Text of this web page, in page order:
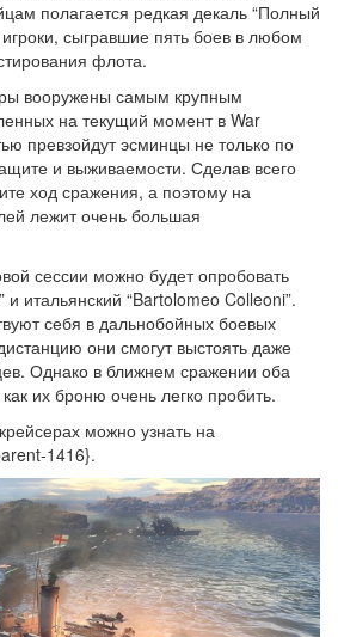
полагается редкая декаль “Полный
сыгравшие пять боев в любом
флота.
вооружены самым крупным
на текущий момент в War
превзойдут эсминцы не только по
и выживаемости. Сделав всего
ход сражения, а поэтому на
лежит очень большая
сессии можно будет опробовать
и итальянский “Bartolomeo Colleoni”.
себя в дальнобойных боевых
они смогут выстоять даже
Однако в ближнем сражении оба
их броню очень легко пробить.
можно узнать на
1416}.